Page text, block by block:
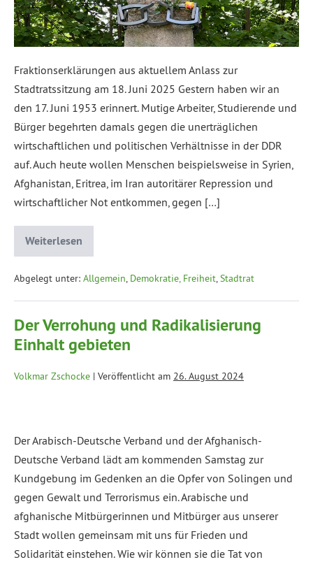
Fraktionserklärungen aus aktuellem Anlass zur
Stadtratssitzung am 18. Juni 2025 Gestern haben wir an
den 17. Juni 1953 erinnert. Mutige Arbeiter, Studierende und
Bürger begehrten damals gegen die unerträglichen
wirtschaftlichen und politischen Verhältnisse in der DDR
auf. Auch heute wollen Menschen beispielsweise in Syrien,
Afghanistan, Eritrea, im Iran autoritärer Repression und
wirtschaftlicher Not entkommen, gegen […]
Weiterlesen
Abgelegt unter: Allgemein, Demokratie, Freiheit,Stadtrat
Der Verrohung und Radikalisierung
Einhalt gebieten
Volkmar Zschocke | Veröffentlicht am 26. August 2024
Der Arabisch-Deutsche Verband und der Afghanisch-
Deutsche Verband lädt am kommenden Samstag zur
Kundgebung im Gedenken an die Opfer von Solingen und
gegen Gewalt und Terrorismus ein. Arabische und
afghanische Mitbürgerinnen und Mitbürger aus unserer
Stadt wollen gemeinsam mit uns für Frieden und
Solidarität einstehen. Wie wir können sie die Tat von